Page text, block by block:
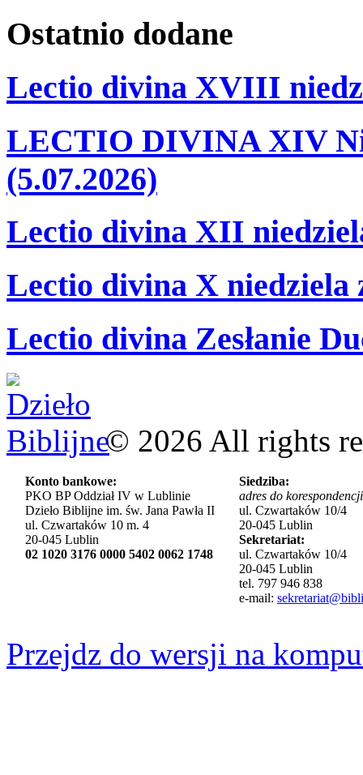
Ostatnio dodane
Lectio divina XVIII
LECTIO DIVINA XIV
(5.07.2026)
Lectio divina XII
Lectio divina X niedziela
Lectio divina Zesłanie
© 2026 All rights
Konto bankowe:
PKO BP Oddział IV w Lublinie
Dzieło Biblijne im. św. Jana Pawła II
ul. Czwartaków 10 m. 4
20-045 Lublin
02 1020 3176 0000 5402 0062 1748
Siedziba:
adres do
ul. Czwartaków 10/4
20-045 Lublin
Sekretariat:
ul. Czwartaków 10/4
20-045 Lublin
tel. 797 946 838
e-mail:
Przejdz do wersji na